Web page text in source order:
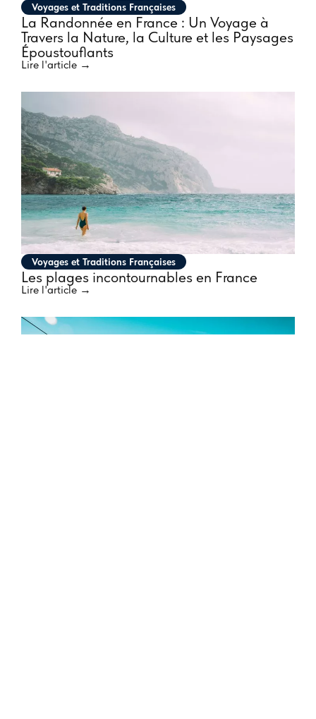
Voyages et Traditions Françaises
La Randonnée en France : Un Voyage à
Travers la Nature, la Culture et les Paysages
Époustouflants
Lire l'article →
Voyages et Traditions Françaises
Les plages incontournables en France
Lire l'article →